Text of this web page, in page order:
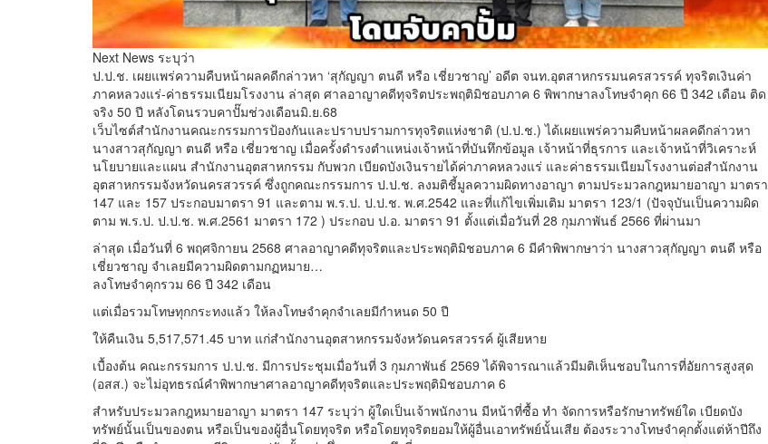
Next News ระบุว่า
ป.ป.ช. เผยแพร่ความคืบหน้าผลคดีกล่าวหา ‘สุกัญญา ตนดี หรือ เชี่ยวชาญ’ อดีต จนท.อุตสาหกรรมนครสวรรค์ ทุจริตเงินค่า
ภาคหลวงแร่-ค่าธรรมเนียมโรงงาน ล่าสุด ศาลอาญาคดีทุจริตประพฤติมิชอบภาค 6 พิพากษาลงโทษจำคุก 66 ปี 342 เดือน ติด
จริง 50 ปี หลังโดนรวบคาปั๊มช่วงเดือนมิ.ย.68
เว็บไซต์สำนักงานคณะกรรมการป้องกันและปราบปรามการทุจริตแห่งชาติ (ป.ป.ช.) ได้เผยแพร่ความคืบหน้าผลคดีกล่าวหา
นางสาวสุกัญญา ตนดี หรือ เชี่ยวชาญ เมื่อครั้งดำรงตำแหน่งเจ้าหน้าที่บันทึกข้อมูล เจ้าหน้าที่ธุรการ และเจ้าหน้าที่วิเคราะห์
นโยบายและแผน สำนักงานอุตสาหกรรม กับพวก เบียดบังเงินรายได้ค่าภาคหลวงแร่ และค่าธรรมเนียมโรงงานต่อสำนักงาน
อุตสาหกรรมจังหวัดนครสวรรค์ ซึ่งถูกคณะกรรมการ ป.ป.ช. ลงมติชี้มูลความผิดทางอาญา ตามประมวลกฎหมายอาญา มาตรา
147 และ 157 ประกอบมาตรา 91 และตาม พ.ร.ป. ป.ป.ช. พ.ศ.2542 และที่แก้ไขเพิ่มเติม มาตรา 123/1 (ปัจจุบันเป็นความผิด
ตาม พ.ร.ป. ป.ป.ช. พ.ศ.2561 มาตรา 172 ) ประกอบ ป.อ. มาตรา 91 ตั้งแต่เมื่อวันที่ 28 กุมภาพันธ์ 2566 ที่ผ่านมา
ล่าสุด เมื่อวันที่ 6 พฤศจิกายน 2568 ศาลอาญาคดีทุจริตและประพฤติมิชอบภาค 6 มีคำพิพากษาว่า นางสาวสุกัญญา ตนดี หรือ
เชี่ยวชาญ จำเลยมีความผิดตามกฏหมาย…
ลงโทษจำคุกรวม 66 ปี 342 เดือน
แต่เมื่อรวมโทษทุกกระทงแล้ว ให้ลงโทษจำคุกจำเลยมีกำหนด 50 ปี
ให้คืนเงิน 5,517,571.45 บาท แก่สำนักงานอุตสาหกรรมจังหวัดนครสวรรค์ ผู้เสียหาย
เบื้องต้น คณะกรรมการ ป.ป.ช. มีการประชุมเมื่อวันที่ 3 กุมภาพันธ์ 2569 ได้พิจารณาแล้วมีมติเห็นชอบในการที่อัยการสูงสุด
(อสส.) จะไม่อุทธรณ์คำพิพากษาศาลอาญาคดีทุจริตและประพฤติมิชอบภาค 6
สำหรับประมวลกฎหมายอาญา มาตรา 147 ระบุว่า ผู้ใดเป็นเจ้าพนักงาน มีหน้าที่ซื้อ ทำ จัดการหรือรักษาทรัพย์ใด เบียดบัง
ทรัพย์นั้นเป็นของตน หรือเป็นของผู้อื่นโดยทุจริต หรือโดยทุจริตยอมให้ผู้อื่นเอาทรัพย์นั้นเสีย ต้องระวางโทษจำคุกตั้งแต่ห้าปีถึง